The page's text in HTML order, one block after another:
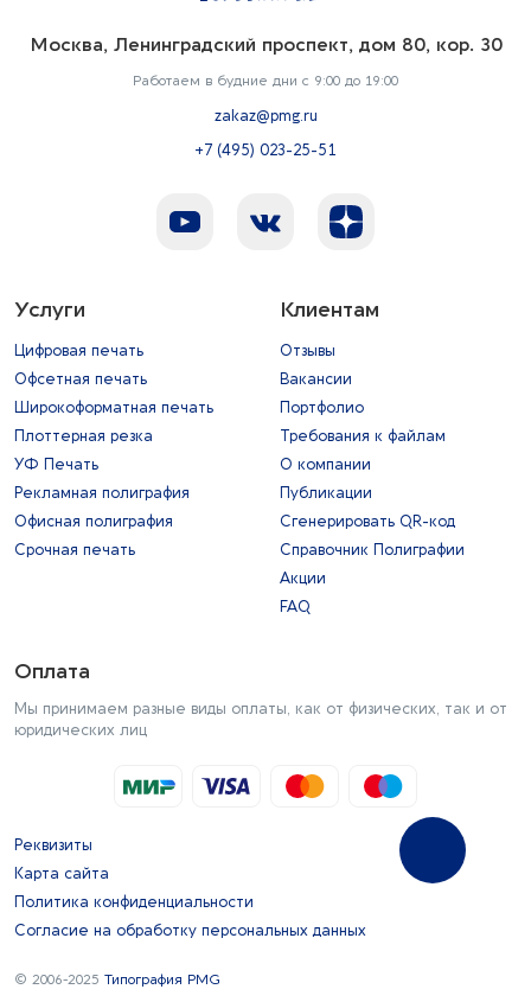
Москва, Ленинградский проспект, дом 80, кор. 30
Работаем в будние дни с 9:00 до 19:00
zakaz@pmg.ru
+7 (495) 023-25-51
Услуги
Цифровая печать
Офсетная печать
Широкоформатная печать
Плоттерная резка
УФ Печать
Рекламная полиграфия
Офисная полиграфия
Срочная печать
Клиентам
Отзывы
Вакансии
Портфолио
Требования к файлам
О компании
Публикации
Сгенерировать QR-код
Справочник Полиграфии
Акции
FAQ
© 2006-2025 Типография PMG
Оплата
Мы принимаем разные виды оплаты, как от физических, так и от
юридических лиц
Реквизиты
Карта сайта
Политика конфиденциальности
Согласие на обработку персональных данных